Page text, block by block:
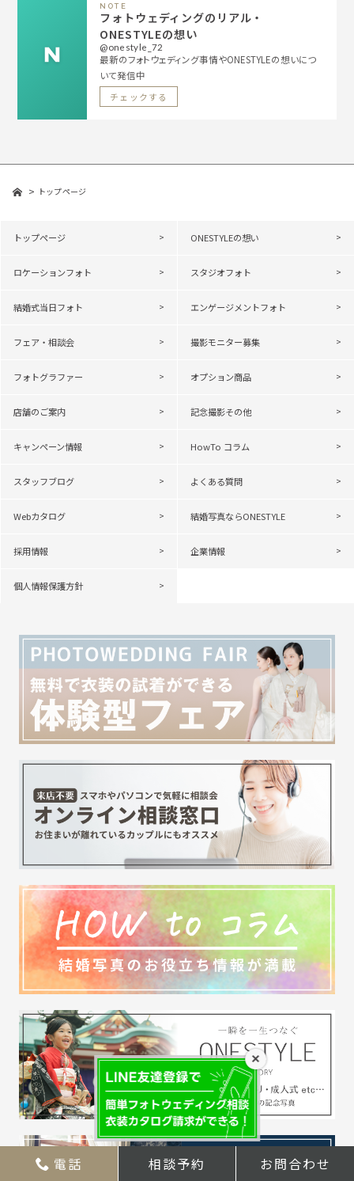
×
NOTE
フォトウェディングのリアル・
ONESTYLEの想い
@onestyle_72
最新のフォトウェディング事情やONESTYLEの想いにつ
いて発信中
チェックする
トップページ
トップページ ONESTYLEの想い
ロケーションフォト スタジオフォト
結婚式当日フォト エンゲージメントフォト
フェア・相談会 撮影モニター募集
フォトグラファー オプション商品
店舗のご案内 記念撮影その他
キャンペーン情報 HowTo コラム
スタッフブログ よくある質問
Webカタログ 結婚写真ならONESTYLE
採用情報 企業情報
個人情報保護方針
電話 相談予約 お問合わせ